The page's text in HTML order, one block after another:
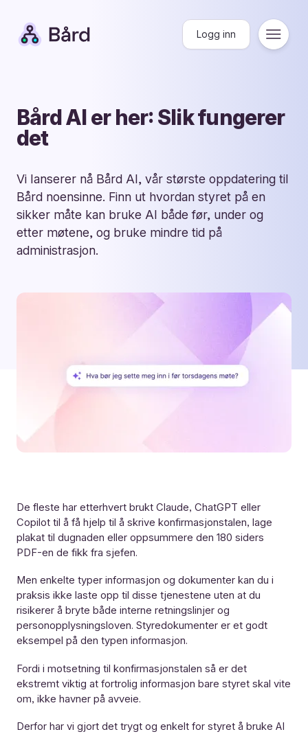
Bård Logg inn
Meny
Bård AI er her: Slik fungerer
det
Vi lanserer nå Bård AI, vår største oppdatering til
Bård noensinne. Finn ut hvordan styret på en
sikker måte kan bruke AI både før, under og
etter møtene, og bruke mindre tid på
administrasjon.
De fleste har etterhvert brukt Claude, ChatGPT eller
Copilot til å få hjelp til å skrive konfirmasjonstalen, lage
plakat til dugnaden eller oppsummere den 180 siders
PDF-en de fikk fra sjefen.
Men enkelte typer informasjon og dokumenter kan du i
praksis ikke laste opp til disse tjenestene uten at du
risikerer å bryte både interne retningslinjer og
personopplysningsloven. Styredokumenter er et godt
eksempel på den typen informasjon.
Fordi i motsetning til konfirmasjonstalen så er det
ekstremt viktig at fortrolig informasjon bare styret skal vite
om, ikke havner på avveie.
Derfor har vi gjort det trygt og enkelt for styret å bruke AI